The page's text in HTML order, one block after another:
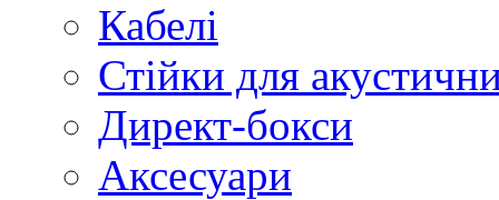
Кабелі
Стійки для
Директ-бокси
Аксесуари